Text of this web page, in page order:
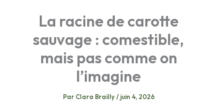
La racine de carotte
sauvage : comestible,
mais pas comme on
l’imagine
Par Clara Brailly/ juin 4, 2026